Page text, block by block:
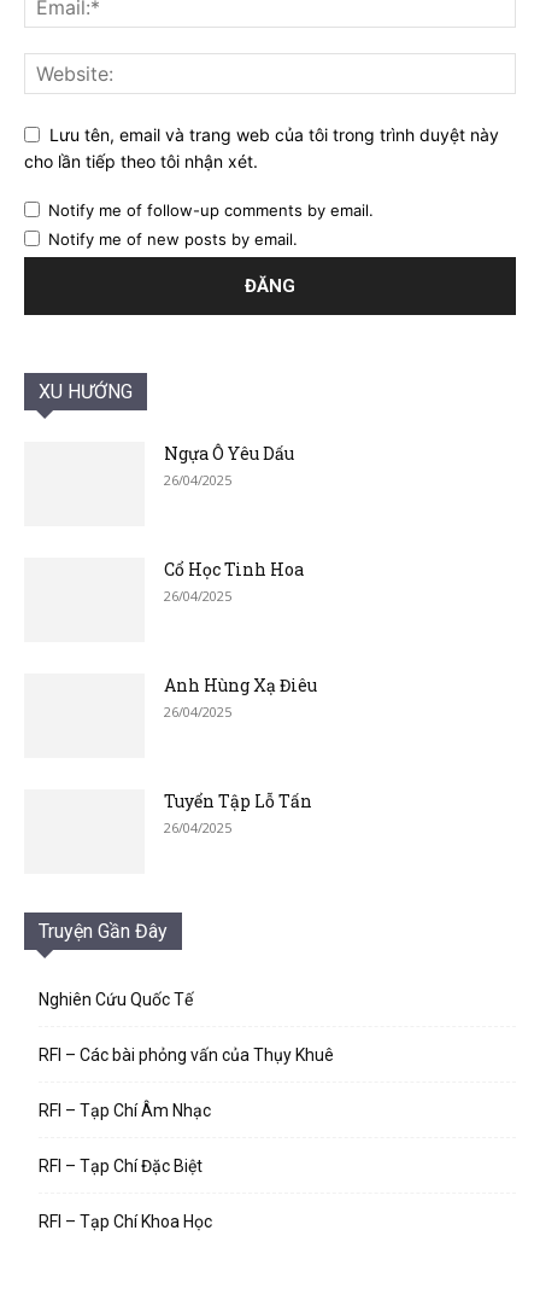
Lưu tên, email và trang web của tôi trong trình duyệt này
cho lần tiếp theo tôi nhận xét.
Notify me of follow-up comments by email.
Notify me of new posts by email.
XU HƯỚNG
Ngựa Ô Yêu Dấu
26/04/2025
Cổ Học Tinh Hoa
26/04/2025
Anh Hùng Xạ Điêu
26/04/2025
Tuyển Tập Lỗ Tấn
26/04/2025
Truyện Gần Đây
Nghiên Cứu Quốc Tế
RFI – Các bài phỏng vấn của Thụy Khuê
RFI – Tạp Chí Âm Nhạc
RFI – Tạp Chí Đặc Biệt
RFI – Tạp Chí Khoa Học